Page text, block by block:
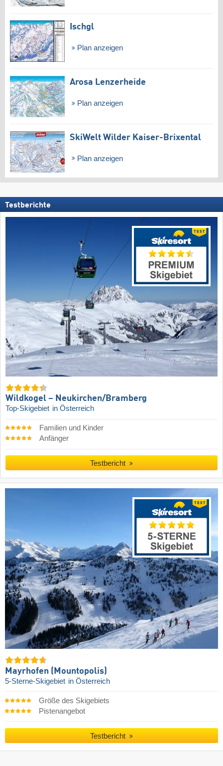
Ischgl
Plan anzeigen
Arosa Lenzerheide
Plan anzeigen
SkiWelt Wilder Kaiser-Brixental
Plan anzeigen
Testberichte
Wildkogel – Neukirchen/​Bramberg
Top-Skigebiet in Österreich
Familien und Kinder
Anfänger
Testbericht
Mayrhofen (Mountopolis)
5-Sterne-Skigebiet in Österreich
Größe des Skigebiets
Pistenangebot
Testbericht